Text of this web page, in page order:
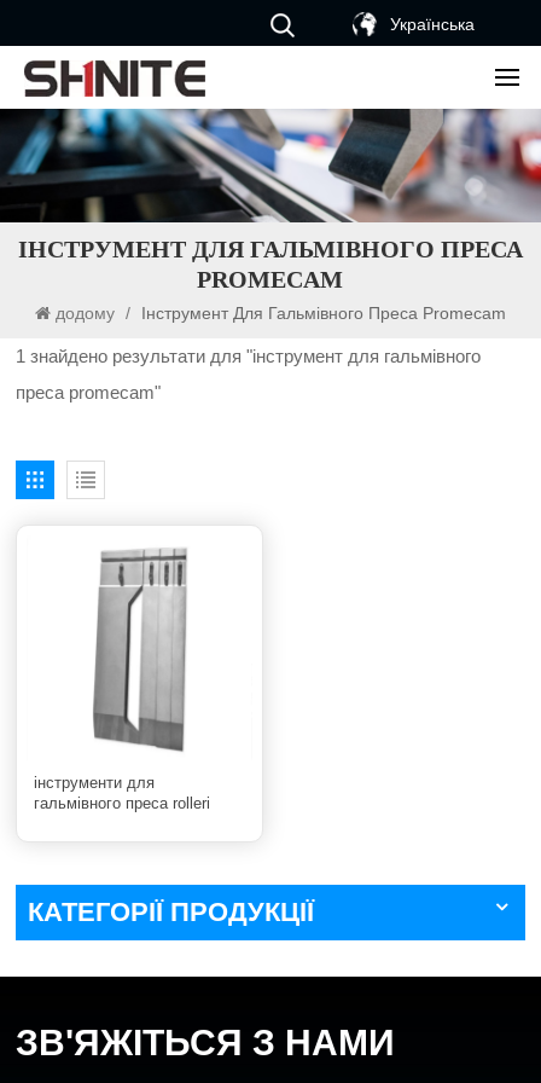
Українська
ІНСТРУМЕНТ ДЛЯ ГАЛЬМІВНОГО ПРЕСА
PROMECAM
додому / Інструмент Для Гальмівного Преса Promecam
1 знайдено результати для "інструмент для гальмівного
преса promecam"
інструменти для
гальмівного преса rolleri
КАТЕГОРІЇ ПРОДУКЦІЇ
ЗВ'ЯЖІТЬСЯ З НАМИ